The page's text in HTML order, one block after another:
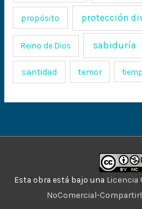
propósito protección
Reino de Dios sabiduría
santidad temor
Esta obra está bajo una Licencia
NoComercial-